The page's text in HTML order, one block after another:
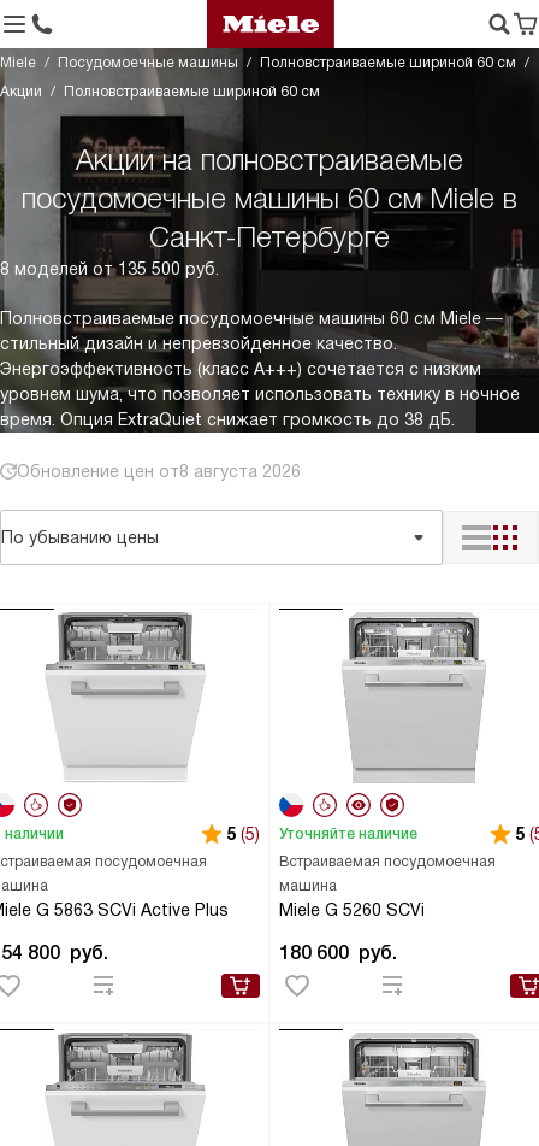
Miele Посудомоечные машины
Полновстраиваемые шириной 60 см
Акции
Полновстраиваемые шириной 60 см
Акции на полновстраиваемые
посудомоечные машины 60 см Miele в
Санкт-Петербурге
8 моделей от 135 500 руб.
Полновстраиваемые посудомоечные машины 60 см Miele —
стильный дизайн и непревзойденное качество.
Энергоэффективность (класс A+++) сочетается с низким
уровнем шума, что позволяет использовать технику в ночное
время. Опция ExtraQuiet снижает громкость до 38 дБ.
Обновление цен от8 августа 2026
По убыванию цены
посудомоечная
G 5863 SCVi Active Plus
наличии 5 (5)
800 руб.
Встраиваемая посудомоечная
машина
Miele G 5260 SCVi
Уточняйте наличие 5
180 600 руб.